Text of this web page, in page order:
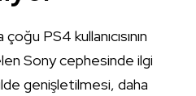
PS4 kullanıcısının
Sony cephesinde ilgi
genişletilmesi, daha